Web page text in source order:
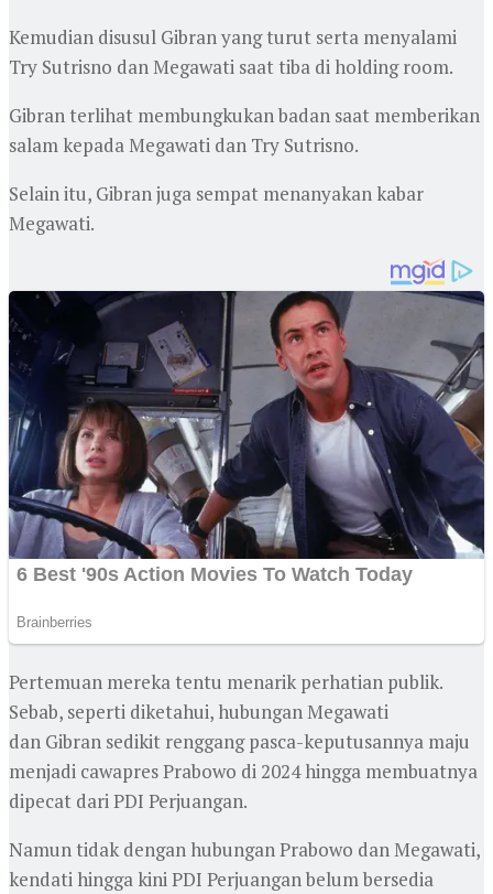
Kemudian disusul Gibran yang turut serta menyalami
Try Sutrisno dan Megawati saat tiba di holding room.
Gibran terlihat membungkukan badan saat memberikan
salam kepada Megawati dan Try Sutrisno.
Selain itu, Gibran juga sempat menanyakan kabar
Megawati.
Pertemuan mereka tentu menarik perhatian publik.
Sebab, seperti diketahui, hubungan Megawati
dan Gibran sedikit renggang pasca-keputusannya maju
menjadi cawapres Prabowo di 2024 hingga membuatnya
dipecat dari PDI Perjuangan.
Namun tidak dengan hubungan Prabowo dan Megawati,
kendati hingga kini PDI Perjuangan belum bersedia